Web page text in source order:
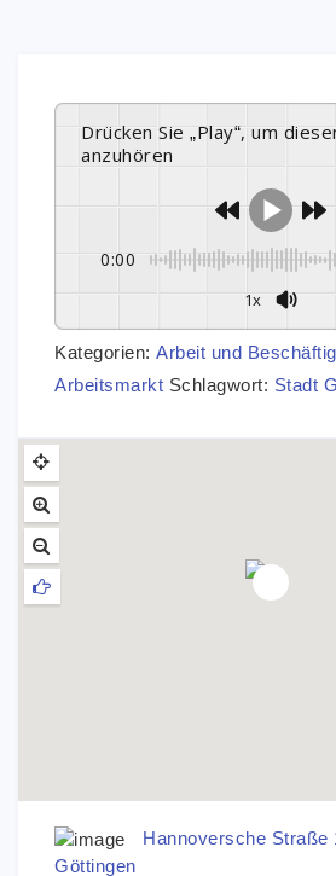
Drücken Sie „Play“, um diesen Inhalt
anzuhören
0:00
1x
Kategorien: Arbeit und
Arbeitsmarkt Schlagwort: Stadt
Hannoversche Straße
Göttingen